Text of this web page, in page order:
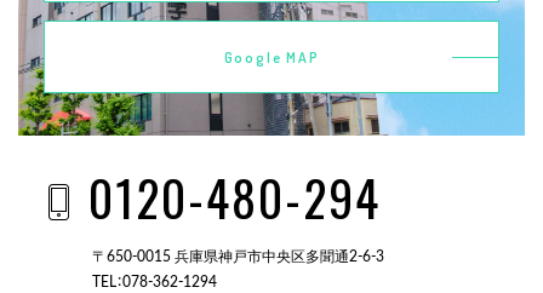
Google MAP
0120-480-294
〒650-0015 兵庫県神戸市中央区多聞通2-6-3
TEL：078-362-1294